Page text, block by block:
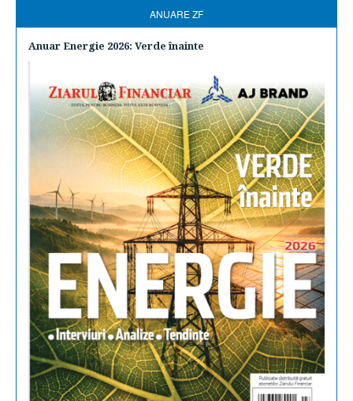
ANUARE ZF
Anuar Energie 2026: Verde înainte